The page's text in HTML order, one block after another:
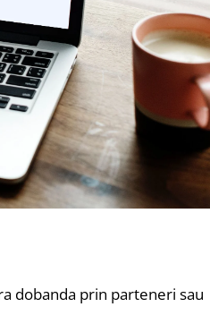
dobanda prin parteneri sau